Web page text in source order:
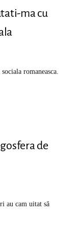
ma cu
romaneasca.
de
au cam uitat să